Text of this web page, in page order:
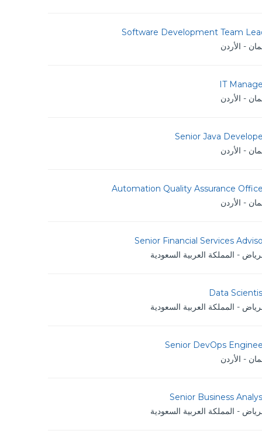
Software Development Team
- الأردن
IT
- الأردن
Senior Java
- الأردن
Automation Quality Assurance
- الأردن
Senior Financial Services
- المملكة العربية السعودية
Data
- المملكة العربية السعودية
Senior DevOps
- الأردن
Senior Business
- المملكة العربية السعودية